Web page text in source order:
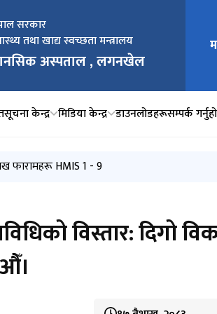
सरकार
तथा खाद्य स्वच्छता मन्त्रालय
अस्पताल , लगनखेल
मुख्य
सूचना केन्द्र मिडिया केन्द्र डाउनलोडहरूसम्पर्क
२०८३
फारामहरू HMIS 1 - 9
सेवा एकाई मार्गदर्शन २०८२/८३
रिपोर्ट
विवरण
विस्तार: दिगो